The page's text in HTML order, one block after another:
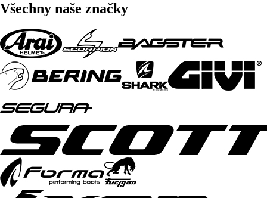
Všechny naše značky